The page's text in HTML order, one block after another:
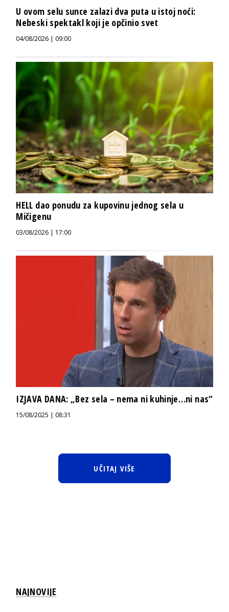
U ovom selu sunce zalazi dva puta u istoj noći:
Nebeski spektakl koji je opčinio svet
04/08/2026 | 09:00
HELL dao ponudu za kupovinu jednog sela u
Mičigenu
03/08/2026 | 17:00
IZJAVA DANA: „Bez sela – nema ni kuhinje…ni nas“
15/08/2025 | 08:31
UČITAJ VIŠE
NAJNOVIJE